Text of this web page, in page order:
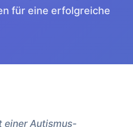
für eine erfolgreiche
einer Autismus-